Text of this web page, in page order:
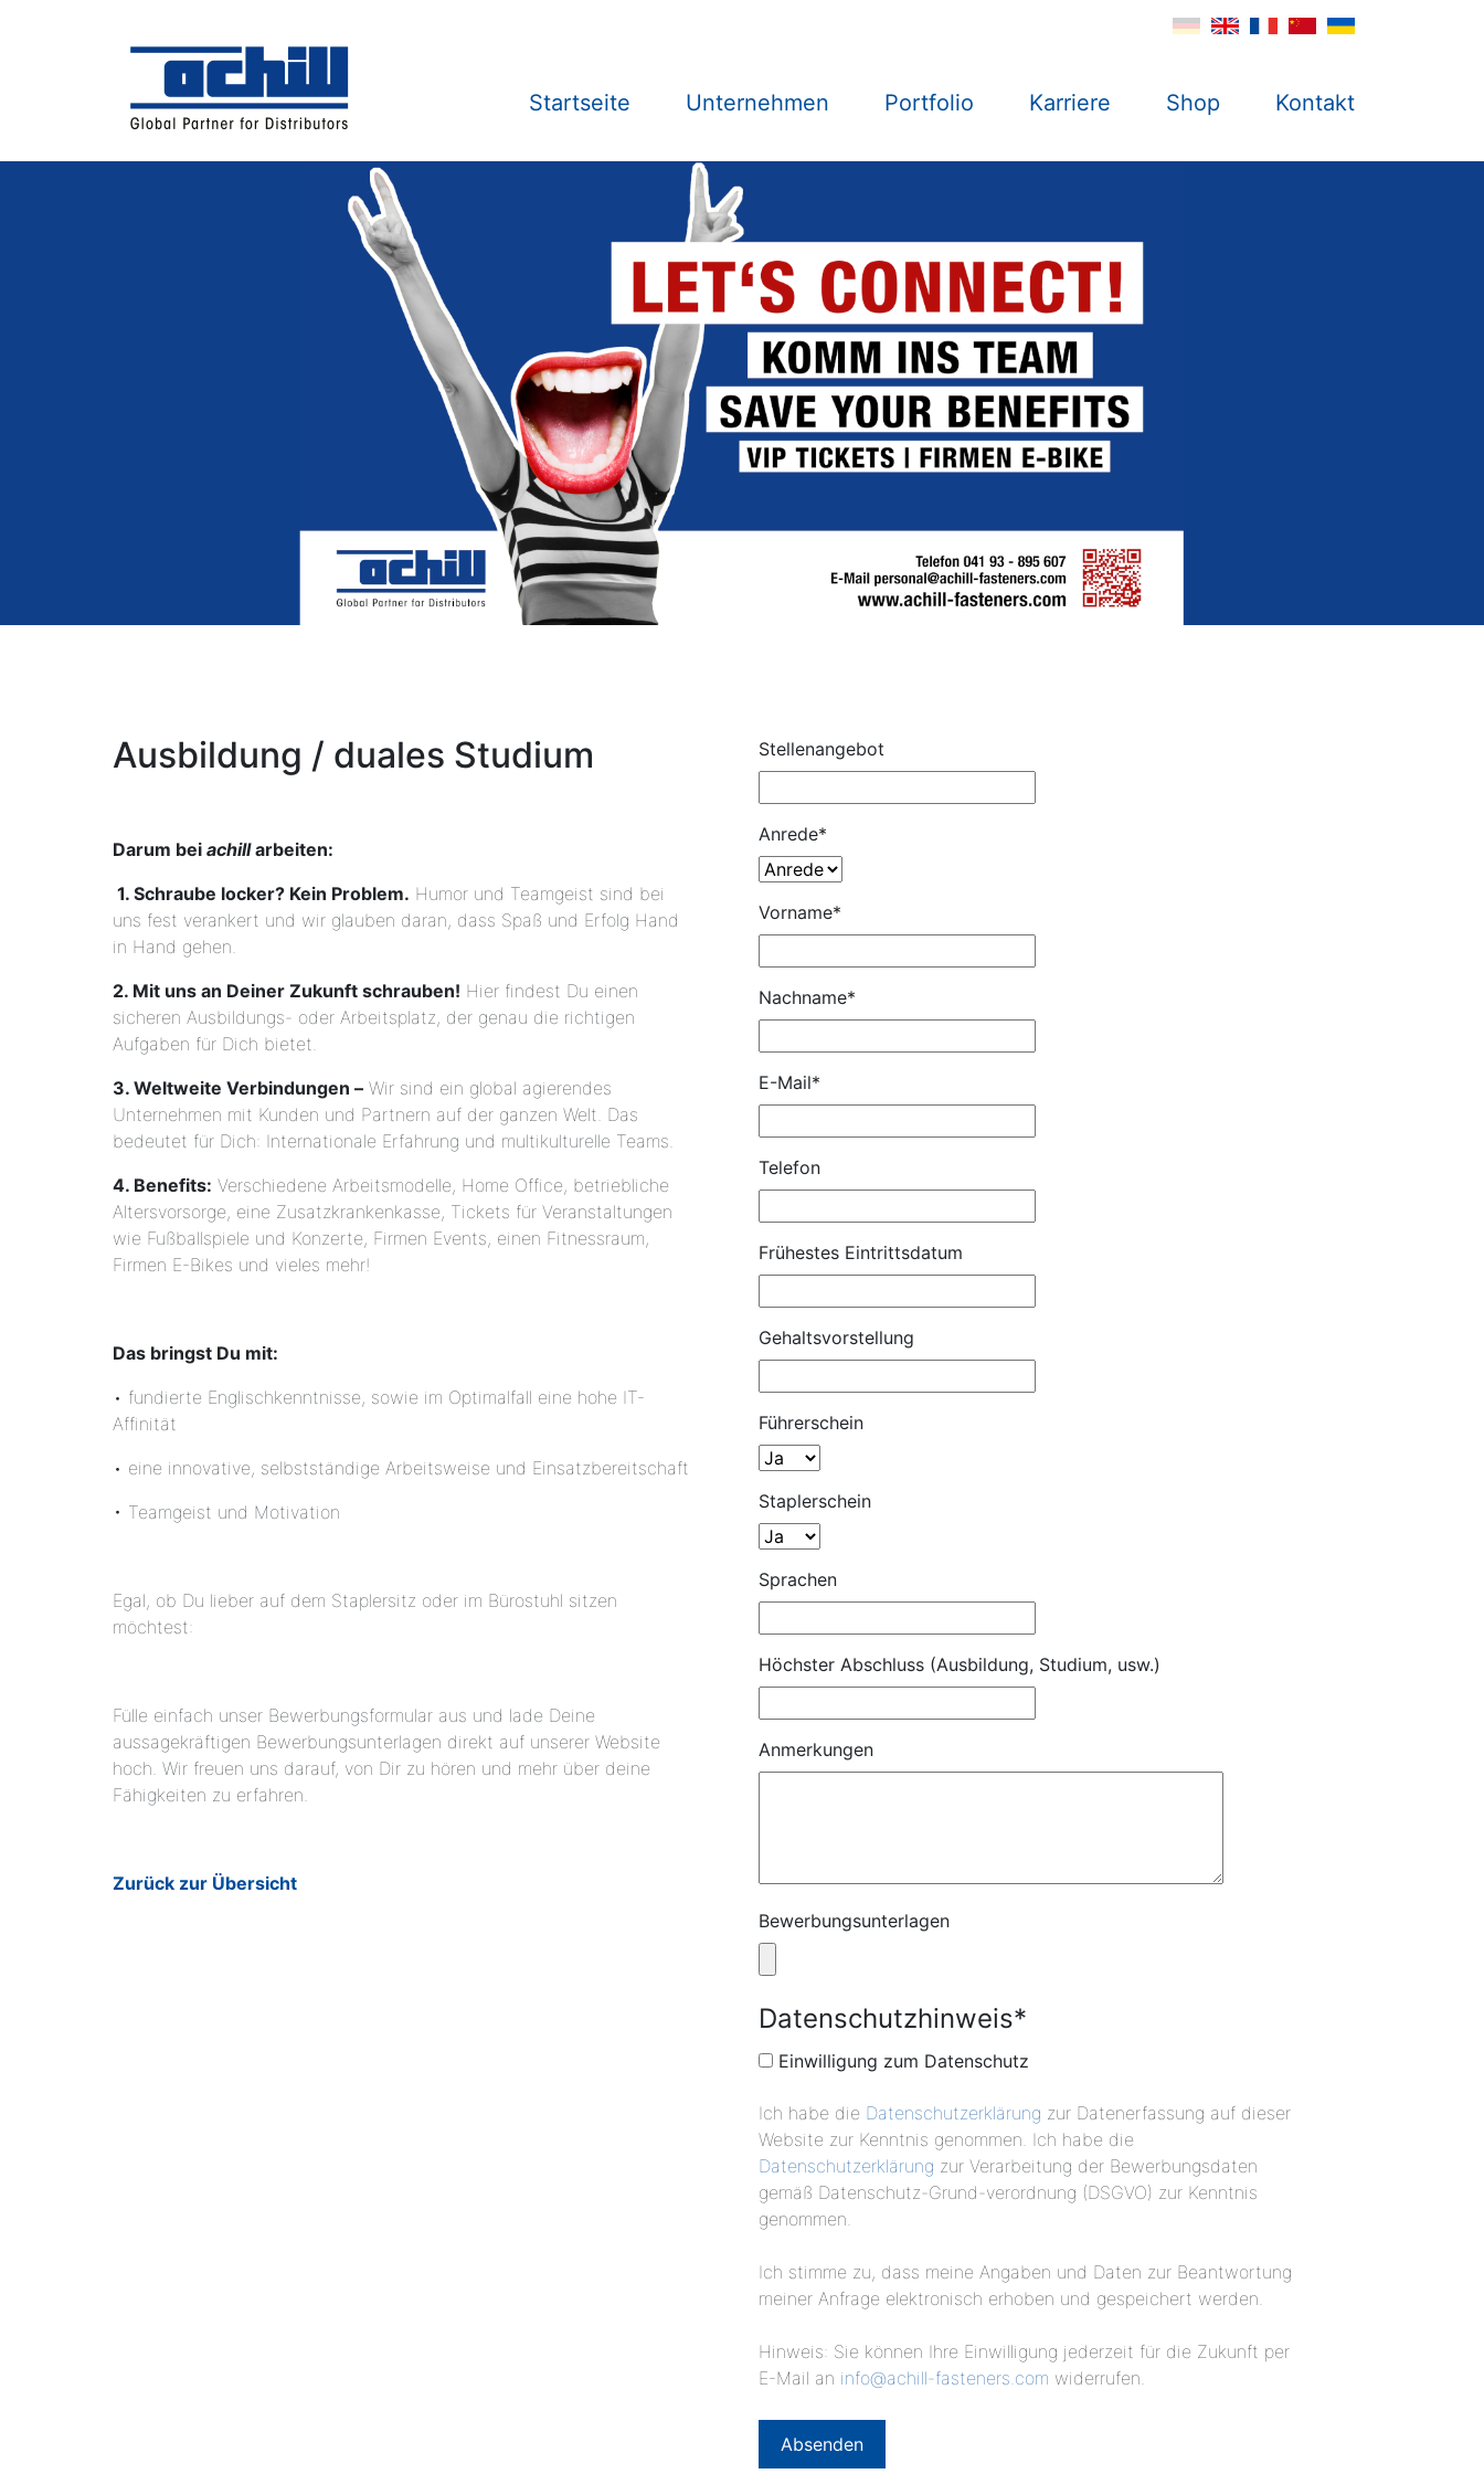
Startseite Unternehmen Portfolio Karriere Shop Kontakt
Ausbildung / duales Studium
Darum bei achillarbeiten:
1. Schraube locker? Kein Problem. Humor und Teamgeist sind bei
uns fest verankert und wir glauben daran, dass Spaß und Erfolg Hand
in Hand gehen.
2. Mit uns an Deiner Zukunft schrauben! Hier findest Du einen
sicheren Ausbildungs- oder Arbeitsplatz, der genau die richtigen
Aufgaben für Dich bietet.
3. Weltweite Verbindungen – Wir sind ein global agierendes
Unternehmen mit Kunden und Partnern auf der ganzen Welt. Das
bedeutet für Dich: Internationale Erfahrung und multikulturelle Teams.
4. Benefits: Verschiedene Arbeitsmodelle, Home Office, betriebliche
Altersvorsorge, eine Zusatzkrankenkasse, Tickets für Veranstaltungen
wie Fußballspiele und Konzerte, Firmen Events, einen Fitnessraum,
Firmen E-Bikes und vieles mehr!
Das bringst Du mit:
• fundierte Englischkenntnisse, sowie im Optimalfall eine hohe IT-
Affinität
• eine innovative, selbstständige Arbeitsweise und Einsatzbereitschaft
• Teamgeist und Motivation
Egal, ob Du lieber auf dem Staplersitz oder im Bürostuhl sitzen
möchtest:
Fülle einfach unser Bewerbungsformular aus und lade Deine
aussagekräftigen Bewerbungsunterlagen direkt auf unserer Website
hoch. Wir freuen uns darauf, von Dir zu hören und mehr über deine
Fähigkeiten zu erfahren.
Zurück zur Übersicht
Stellenangebot
Anrede*
Vorname*
Nachname*
E-Mail*
Telefon
Frühestes Eintrittsdatum
Gehaltsvorstellung
Führerschein
Staplerschein
Sprachen
Höchster Abschluss (Ausbildung, Studium, usw.)
Anmerkungen
Bewerbungsunterlagen
Datenschutzhinweis*
Einwilligung zum Datenschutz
Ich habe die Datenschutzerklärung zur Datenerfassung auf dieser
Website zur Kenntnis genommen. Ich habe die
Datenschutzerklärung zur Verarbeitung der Bewerbungsdaten
gemäß Datenschutz-Grund-verordnung (DSGVO) zur Kenntnis
genommen.
Ich stimme zu, dass meine Angaben und Daten zur Beantwortung
meiner Anfrage elektronisch erhoben und gespeichert werden.
Hinweis: Sie können Ihre Einwilligung jederzeit für die Zukunft per
E-Mail an info@achill-fasteners.com widerrufen.
Absenden